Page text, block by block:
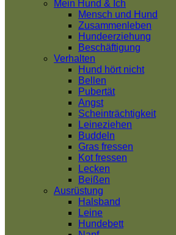
Mein Hund & Ich
Mensch und Hund
Zusammenleben
Hundeerziehung
Beschäftigung
Verhalten
Hund hört nicht
Bellen
Pubertät
Angst
Scheinträchtigkeit
Leineziehen
Buddeln
Gras fressen
Kot fressen
Lecken
Beißen
Ausrüstung
Halsband
Leine
Hundebett